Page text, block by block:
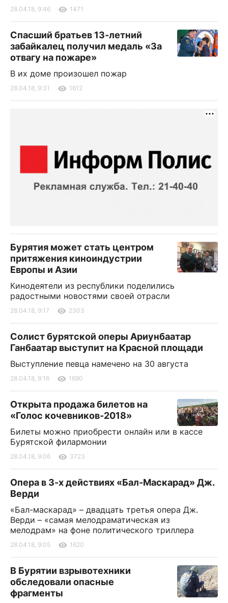
28.04.18, 9:46 1471
Спасший братьев 13-летний
забайкалец получил медаль «За
отвагу на пожаре»
В их доме произошел пожар
28.04.18, 9:31 1612
Бурятия может стать центром
притяжения киноиндустрии
Европы и Азии
Кинодеятели из республики поделились
радостными новостями своей отрасли
28.04.18, 9:17 2303
Солист бурятской оперы Ариунбаатар
Ганбаатар выступит на Красной площади
Выступление певца намечено на 30 августа
28.04.18, 9:16 1690
Открыта продажа билетов на
«Голос кочевников-2018»
Билеты можно приобрести онлайн или в кассе
Бурятской филармонии
28.04.18, 9:06 3723
Опера в 3-х действиях «Бал-Маскарад» Дж.
Верди
«Бал-маскарад» – двадцать третья опера Дж.
Верди – «самая мелодраматическая из
мелодрам» на фоне политического триллера
28.04.18, 9:05 1620
В Бурятии взрывотехники
обследовали опасные
фрагменты